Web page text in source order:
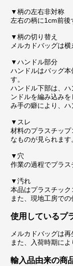
▼柄の左右非対称
左右の柄に1cm前後
▼柄の切り替え
メルカドバッグは
▼ハンドル部分
ハンドルはバッグ
す。
ハンドル下部は、
ンドルを編み込み
み手の癖により、ハ
▼スレ
材料のプラスチッ
なものが見られます
▼穴
作業の過程でプラス
▼汚れ
本品はプラスチック
また、現地工房で
使用しているプ
メルカドバッグは
また、入荷時期に
輸入品由来の商